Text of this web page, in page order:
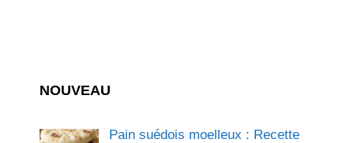
NOUVEAU
Pain suédois moelleux : Recette